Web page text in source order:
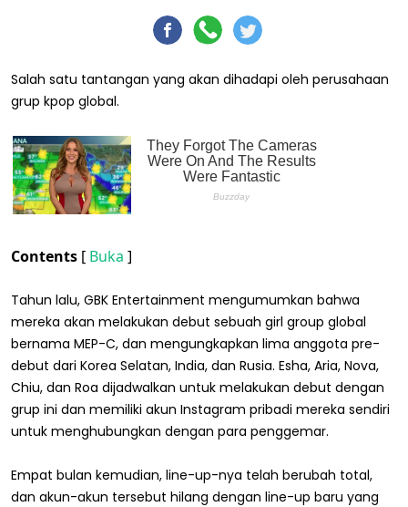
Salah satu tantangan yang akan dihadapi oleh perusahaan
grup kpop global.
Contents [ Buka ]
Tahun lalu, GBK Entertainment mengumumkan bahwa
mereka akan melakukan debut sebuah girl group global
bernama MEP-C, dan mengungkapkan lima anggota pre-
debut dari Korea Selatan, India, dan Rusia. Esha, Aria, Nova,
Chiu, dan Roa dijadwalkan untuk melakukan debut dengan
grup ini dan memiliki akun Instagram pribadi mereka sendiri
untuk menghubungkan dengan para penggemar.
Empat bulan kemudian, line-up-nya telah berubah total,
dan akun-akun tersebut hilang dengan line-up baru yang